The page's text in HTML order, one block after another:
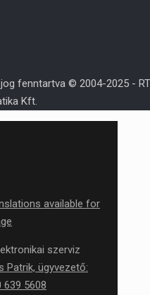
fenntartva © 2004-2025 -
Kft.
available for
szerviz
Patrik, ügyvezető:
639 5608